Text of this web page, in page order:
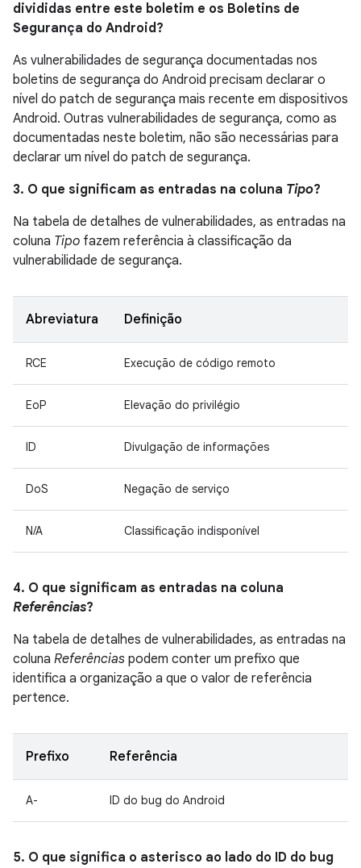
divididas entre este boletim e os Boletins de
Segurança do Android?
As vulnerabilidades de segurança documentadas nos
boletins de segurança do Android precisam declarar o
nível do patch de segurança mais recente em dispositivos
Android. Outras vulnerabilidades de segurança, como as
documentadas neste boletim, não são necessárias para
declarar um nível do patch de segurança.
3. O que significam as entradas na coluna Tipo?
Na tabela de detalhes de vulnerabilidades, as entradas na
coluna Tipo fazem referência à classificação da
vulnerabilidade de segurança.
Abreviatura Definição
RCE Execução de código remoto
EoP Elevação do privilégio
ID Divulgação de informações
DoS Negação de serviço
N/A Classificação indisponível
4. O que significam as entradas na coluna
Referências?
Na tabela de detalhes de vulnerabilidades, as entradas na
coluna Referências podem conter um prefixo que
identifica a organização a que o valor de referência
pertence.
Prefixo Referência
A- ID do bug do Android
5. O que significa o asterisco ao lado do ID do bug